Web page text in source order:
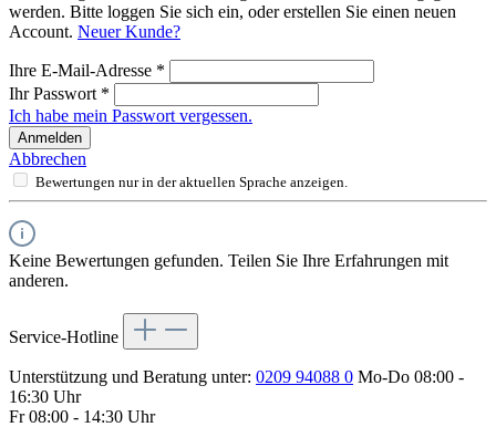
werden. Bitte loggen Sie sich ein, oder erstellen Sie einen neuen
Account. Neuer Kunde?
Ihre E-Mail-Adresse *
Ihr Passwort *
Ich habe mein Passwort vergessen.
Anmelden
Abbrechen
Bewertungen nur in der aktuellen Sprache anzeigen.
Keine Bewertungen gefunden. Teilen Sie Ihre Erfahrungen mit
anderen.
Service-Hotline
Unterstützung und Beratung unter: 0209 94088 0 Mo-Do 08:00 -
16:30 Uhr
Fr 08:00 - 14:30 Uhr